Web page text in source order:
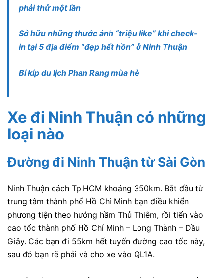
phải thử một lần
Sở hữu những thước ảnh “triệu like” khi check-
in tại 5 địa điểm “đẹp hết hồn” ở Ninh Thuận
Bí kíp du lịch Phan Rang mùa hè
Xe đi Ninh Thuận có những
loại nào
Đường đi Ninh Thuận từ Sài Gòn
Ninh Thuận cách Tp.HCM khoảng 350km. Bắt đầu từ
trung tâm thành phố Hồ Chí Minh bạn điều khiển
phương tiện theo hướng hầm Thủ Thiêm, rồi tiến vào
cao tốc thành phố Hồ Chí Minh – Long Thành – Dầu
Giây. Các bạn đi 55km hết tuyến đường cao tốc này,
sau đó bạn rẽ phải và cho xe vào QL1A.